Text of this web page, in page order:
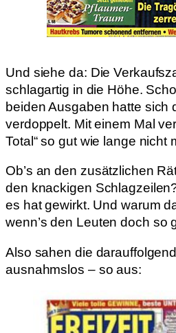
Und siehe da: Die
schlagartig in die Höhe.
beiden Ausgaben hatte sich
verdoppelt. Mit einem Mal
Total“ so gut wie lange nicht
Ob’s an den zusätzlichen
den knackigen
es hat gewirkt. Und warum
wenn’s den Leuten doch so
Also sahen die
ausnahmslos – so aus: